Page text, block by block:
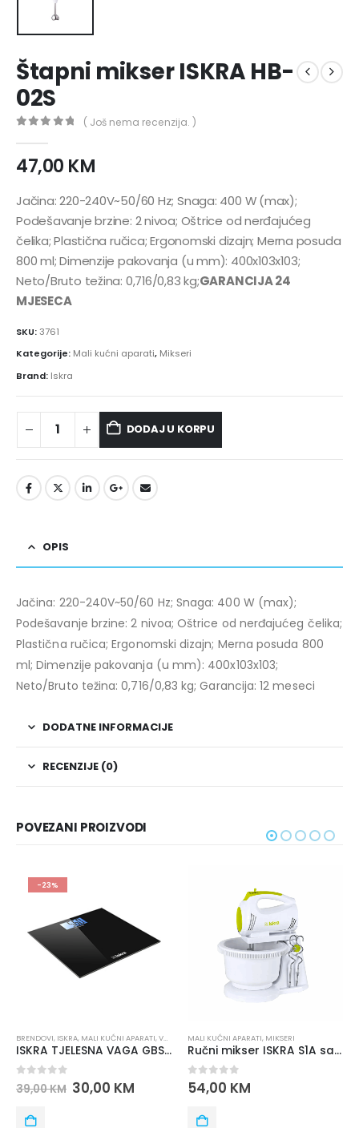
Štapni mikser ISKRA HB-
02S
( Još nema recenzija. )
47,00 KM
Jačina: 220-240V~50/60 Hz; Snaga: 400 W (max);
Podešavanje brzine: 2 nivoa; Oštrice od nerđajućeg
čelika; Plastična ručica; Ergonomski dizajn; Merna posuda
800 ml; Dimenzije pakovanja (u mm): 400x103x103;
Neto/Bruto težina: 0,716/0,83 kg;GARANCIJA 24
MJESECA
SKU:3761
Kategorije: Mali kućni aparati, Mikseri
Brand: Iskra
DODAJ U KORPU
OPIS
Jačina: 220-240V~50/60 Hz; Snaga: 400 W (max);
Podešavanje brzine: 2 nivoa; Oštrice od nerđajućeg čelika;
Plastična ručica; Ergonomski dizajn; Merna posuda 800
ml; Dimenzije pakovanja (u mm): 400x103x103;
Neto/Bruto težina: 0,716/0,83 kg; Garancija: 12 meseci
DODATNE INFORMACIJE
RECENZIJE (0)
POVEZANI PROIZVODI
-23%
BRENDOVI, ISKRA, MALI KUĆNI APARATI,VAGE VAGE TJELESNE
ISKRA TJELESNA VAGA GBS1501-BL
0 out of 5
39,00KM 30,00 KM
MALI KUĆNI APARATI, MIKSERI
Ručni mikser ISKRA S1A sa posudom
0out of 5
54,00 KM